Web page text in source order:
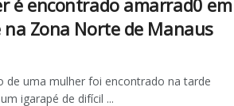
Zona Norte de Manaus
de uma mulher foi encontrado na tarde
igarapé de difícil ...